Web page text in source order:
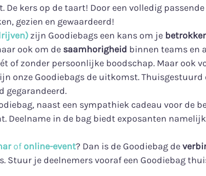
De kers op de taart! Door een volledig
gezien en gewaardeerd!
zijn Goodiebags een kans om je
ook om de saamhorigheid binnen teams en
of zonder persoonlijke boodschap. Maar ook
onze Goodiebags de uitkomst.
gegarandeerd.
naast een sympathiek cadeau voor de
Deelname in de bag biedt exposanten
of online-event? Dan is de Goodiebag de
Stuur je deelnemers vooraf een Goodiebag